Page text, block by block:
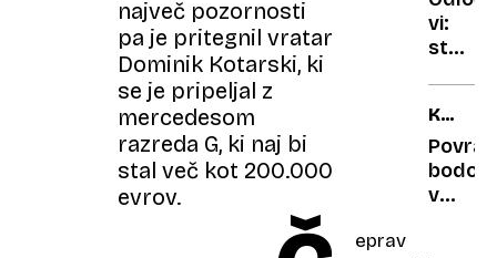
največ pozornosti
pa je pritegnil vratar
Dominik Kotarski, ki
se je pripeljal z
mercedesom
razreda G, ki naj bi
stal več kot 200.000
evrov.
eprav
vi:
stari
obrazi?
in
UKREP
bodo
v